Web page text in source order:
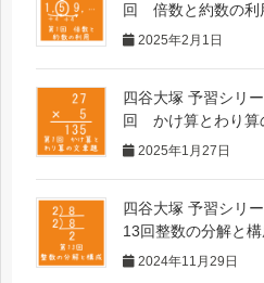
回 倍数と約数の利
2025年2月1日
四谷大塚 予習シリ
回 かけ算とわり算
2025年1月27日
四谷大塚 予習シリ
13回整数の分解と
2024年11月29日